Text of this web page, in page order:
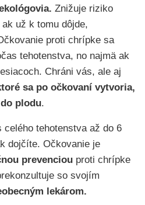
Znižuje riziko
už k tomu dôjde,
proti chrípke sa
tehotenstva, no najmä ak
Chráni vás, ale aj
sa po očkovaní vytvoria,
plodu.
celého tehotenstva až do 6
dojčíte. Očkovanie je
prevenciou proti chrípke
so svojím
lekárom.